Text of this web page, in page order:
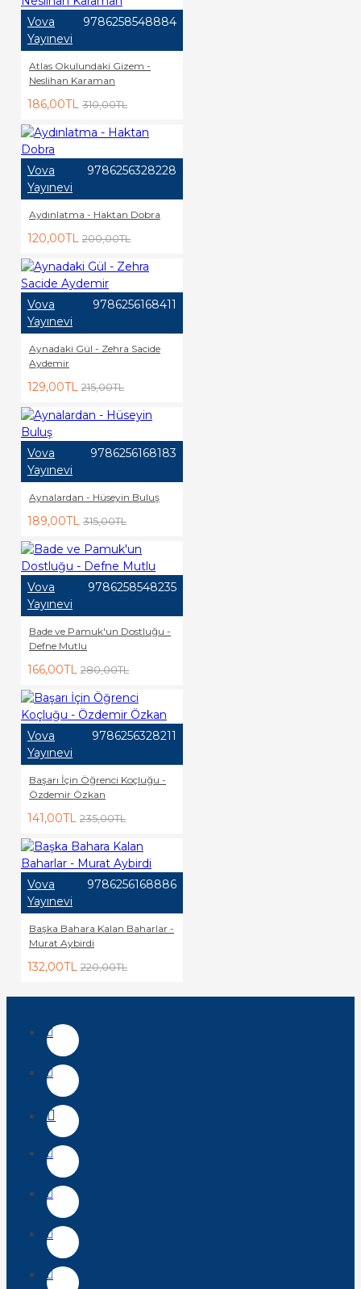
Vova
Yayınevi
9786258548884
Atlas Okulundaki Gizem -
Neslihan Karaman
186,00TL 310,00TL
Vova
Yayınevi
9786256328228
Aydınlatma - Haktan Dobra
120,00TL 200,00TL
Vova
Yayınevi
9786256168411
Aynadaki Gül - Zehra Sacide
Aydemir
129,00TL 215,00TL
Vova
Yayınevi
9786256168183
Aynalardan - Hüseyin Buluş
189,00TL 315,00TL
Vova
Yayınevi
9786258548235
Bade ve Pamuk'un Dostluğu -
Defne Mutlu
166,00TL 280,00TL
Vova
Yayınevi
9786256328211
Başarı İçin Öğrenci Koçluğu -
Özdemir Özkan
141,00TL 235,00TL
Vova
Yayınevi
9786256168886
Başka Bahara Kalan Baharlar -
Murat Aybirdi
132,00TL 220,00TL